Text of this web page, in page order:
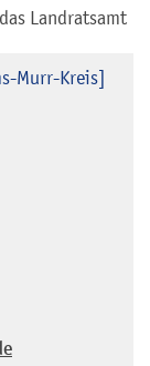
Landratsamt
Murr-Kreis]